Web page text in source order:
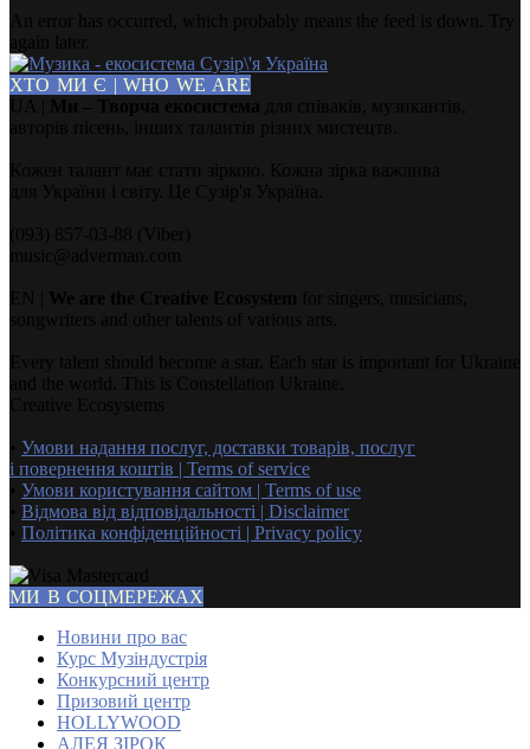
ХТО МИ Є | WHO WE ARE
Умови надання послуг, доставки товарів, послуг
і повернення коштів | Terms of service
Умови користування сайтом | Terms of use
Відмова від відповідальності | Disclaimer
Політика конфіденційності | Privacy policy
МИ В СОЦМЕРЕЖАХ
Новини про вас
Курс Музіндустрія
Конкурсний центр
Призовий центр
HOLLYWOOD
АЛЕЯ ЗІРОК